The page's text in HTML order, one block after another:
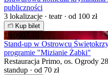
publiczności
3 lokalizacje · teatr · od 100 zł
Kup bilet
19:0007.10
Stand-up w Ostrowcu
programie "Mizianie Żabki"
Restauracja Primo, os. Ogrody
standup · od 70 zł